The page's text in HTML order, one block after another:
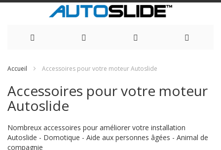
contenu
Accueil Accessoires pour votre moteur Autoslide
Accessoires pour votre moteur
Autoslide
Nombreux accessoires pour améliorer votre installation
Autoslide - Domotique - Aide aux personnes âgées - Animal de
compagnie